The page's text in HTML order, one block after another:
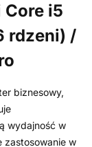
Core i5
rdzeni) /
biznesowy,
wydajność w
zastosowanie w